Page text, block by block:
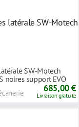
SW-Motech
noires support EVO
685,00 €
Livraison gratuite